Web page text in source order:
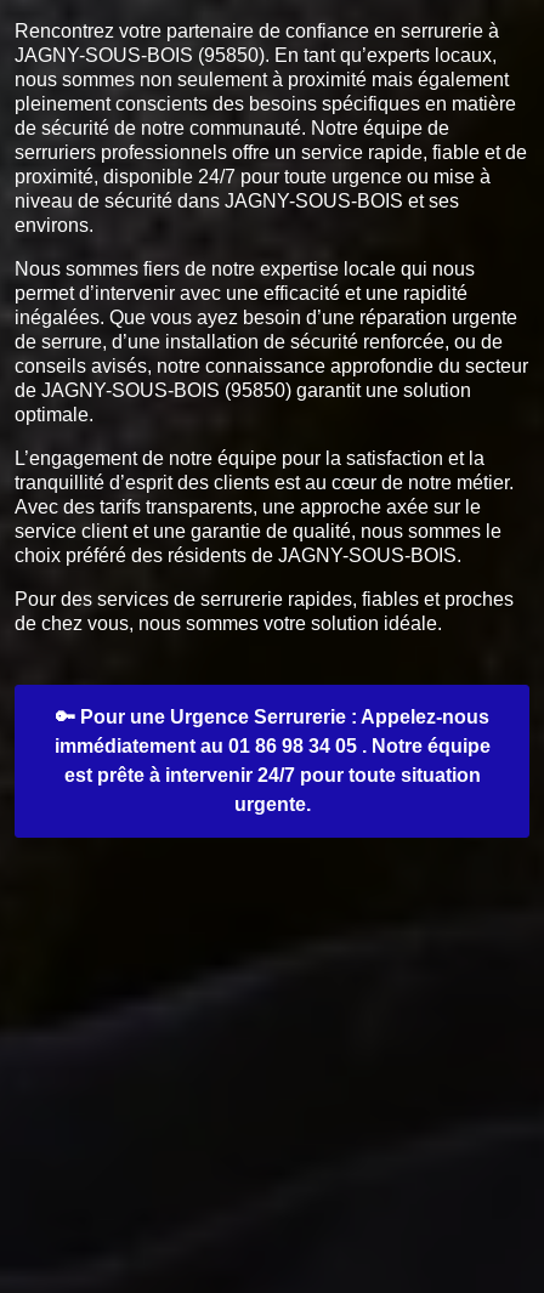
Rencontrez votre partenaire de confiance en serrurerie à
JAGNY-SOUS-BOIS (95850). En tant qu’experts locaux,
nous sommes non seulement à proximité mais également
pleinement conscients des besoins spécifiques en matière
de sécurité de notre communauté. Notre équipe de
serruriers professionnels offre un service rapide, fiable et de
proximité, disponible 24/7 pour toute urgence ou mise à
niveau de sécurité dans JAGNY-SOUS-BOIS et ses
environs.
Nous sommes fiers de notre expertise locale qui nous
permet d’intervenir avec une efficacité et une rapidité
inégalées. Que vous ayez besoin d’une réparation urgente
de serrure, d’une installation de sécurité renforcée, ou de
conseils avisés, notre connaissance approfondie du secteur
de JAGNY-SOUS-BOIS (95850) garantit une solution
optimale.
L’engagement de notre équipe pour la satisfaction et la
tranquillité d’esprit des clients est au cœur de notre métier.
Avec des tarifs transparents, une approche axée sur le
service client et une garantie de qualité, nous sommes le
choix préféré des résidents de JAGNY-SOUS-BOIS.
Pour des services de serrurerie rapides, fiables et proches
de chez vous, nous sommes votre solution idéale.
🔑 Pour une Urgence Serrurerie : Appelez-nous
immédiatement au 01 86 98 34 05 . Notre équipe
est prête à intervenir 24/7 pour toute situation
urgente.